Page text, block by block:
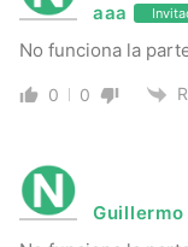
aaa
No funciona la
0 0
Guillermo